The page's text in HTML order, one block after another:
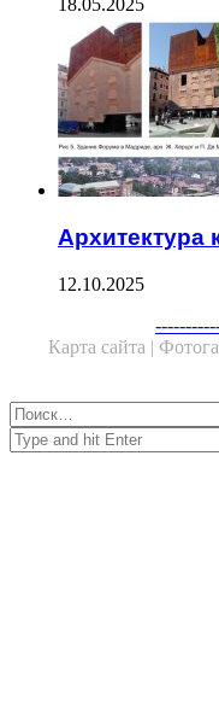
18.05.2025
Архитектура
12.10.2025
Карта сайта |
Close
Найти:
Close